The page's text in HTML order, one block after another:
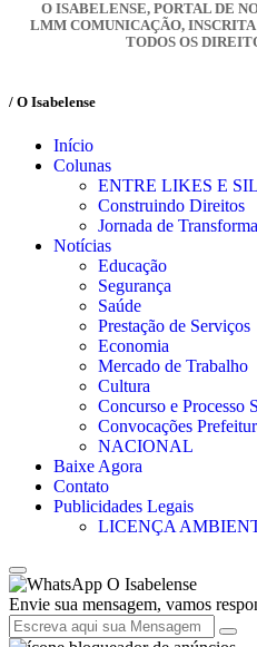
O ISABELENSE, PORTAL DE
LMM COMUNICAÇÃO, INSCRITA
TODOS OS
/ O Isabelense
Início
Colunas
ENTRE LIKES E
Construindo Direitos
Jornada de
Notícias
Educação
Segurança
Saúde
Prestação de Serviços
Economia
Mercado de Trabalho
Cultura
Concurso e Processo
Convocações
NACIONAL
Baixe Agora
Contato
Publicidades Legais
LICENÇA
O Isabelense
Envie sua mensagem, vamos